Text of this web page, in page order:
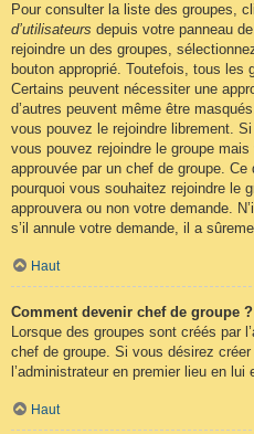
Pour consulter la liste des groupes,
d’utilisateurs depuis votre panneau
rejoindre un des groupes,
bouton approprié. Toutefois, tous les
Certains peuvent nécessiter une
d’autres peuvent même être
vous pouvez le rejoindre librement.
vous pouvez rejoindre le groupe
approuvée par un chef de groupe. Ce
pourquoi vous souhaitez rejoindre le
approuvera ou non votre demande.
s’il annule votre demande, il a
Haut
Comment devenir chef de groupe ?
Lorsque des groupes sont créés par
chef de groupe. Si vous désirez
l’administrateur en premier lieu en
Haut